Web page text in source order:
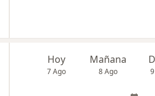
Hoy
7 Ago
Mañana
8 Ago